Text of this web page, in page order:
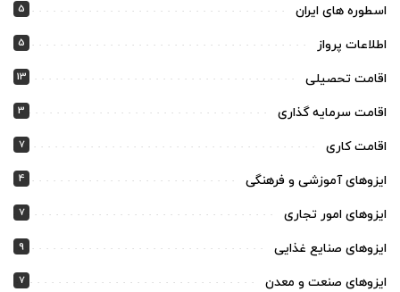
اسطوره های ایران 5
اطلاعات پرواز 5
اقامت تحصیلی 13
اقامت سرمایه گذاری 3
اقامت کاری 7
ایزوهای آموزشی و فرهنگی 4
ایزوهای امور تجاری 7
ایزوهای صنایع غذایی 9
ایزوهای صنعت و معدن 7